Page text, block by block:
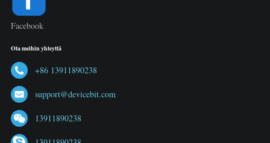
Facebook
Ota meihin yhteyttä
+86 13911890238
support@devicebit.com
13911890238